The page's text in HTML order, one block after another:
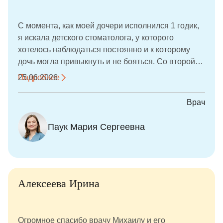
С момента, как моей дочери исполнился 1 годик,
я искала детского стоматолога, у которого
хотелось наблюдаться постоянно и к которому
дочь могла привыкнуть и не бояться. Со второй
попытки мы нашли своего врача - Марию
на профилактические осмотры, периодически
процедуру - фторирование зубов. Дочь перенесла
процедуру совершенно спокойно. За время
ребёнка, заинтересовать. Моё участие в
отвлечении ребёнка от процедуры совершенно
не потребовалось. Мария Сергеевна сама
всегда отвечает на все мои вопросы, при
Подробнее
25.06.2026
Врач
Паук Мария Сергеевна
Алексеева Ирина
Огромное спасибо врачу Михаилу и его